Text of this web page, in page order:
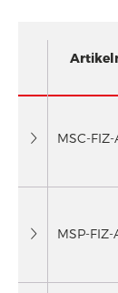
MSC-FIZ-
MSP-FIZ-